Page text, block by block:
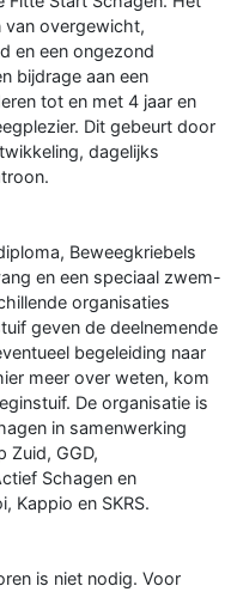
van overgewicht,
en een ongezond
bijdrage aan een
tot en met 4 jaar en
Dit gebeurt door
dagelijks
Beweegkriebels
en een speciaal zwem-
organisaties
geven de deelnemende
begeleiding naar
meer over weten, kom
De organisatie is
in samenwerking
Zuid, GGD,
Schagen en
Kappio en SKRS.
is niet nodig. Voor